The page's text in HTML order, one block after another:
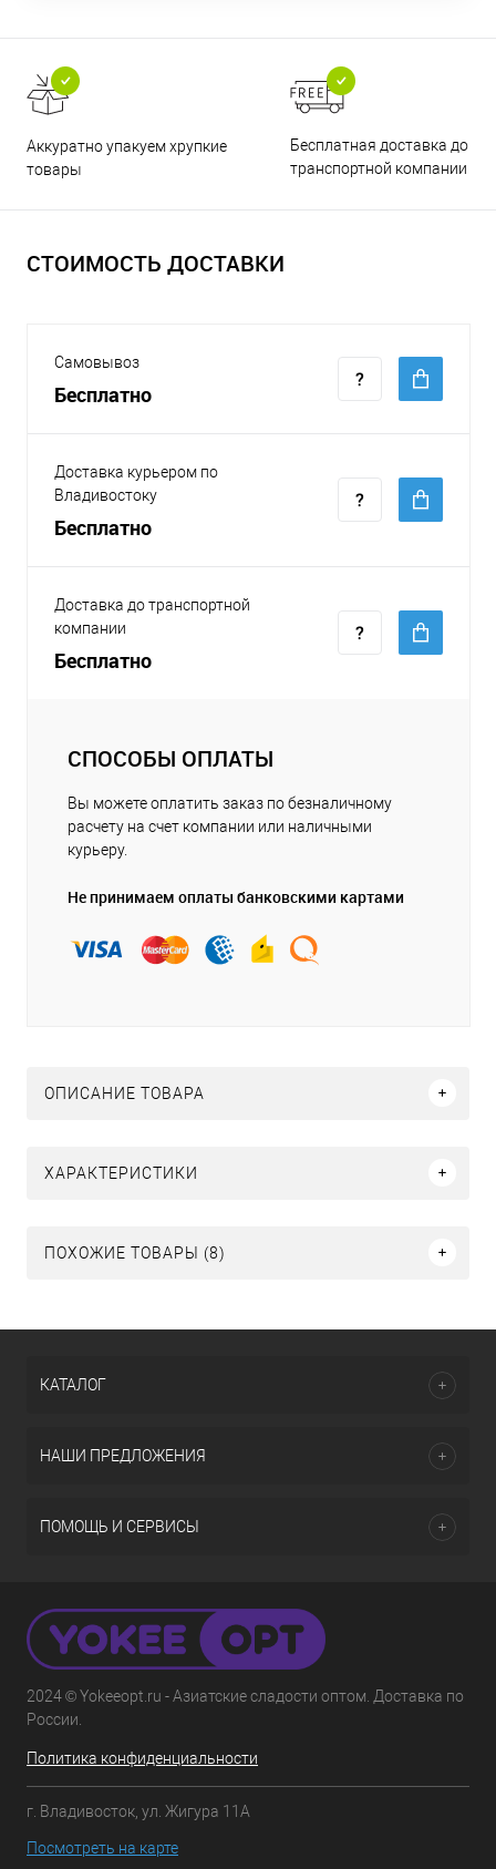
Аккуратно упакуем хрупкие
товары
Бесплатная доставка до
транспортной компании
СТОИМОСТЬ ДОСТАВКИ
Самовывоз
Бесплатно
Доставка курьером по
Владивостоку
Бесплатно
Доставка до транспортной
компании
Бесплатно
СПОСОБЫ ОПЛАТЫ
Вы можете оплатить заказ по безналичному
расчету на счет компании или наличными
курьеру.
Не принимаем оплаты банковскими картами
ОПИСАНИЕ ТОВАРА
ХАРАКТЕРИСТИКИ
ПОХОЖИЕ ТОВАРЫ (8)
КАТАЛОГ
НАШИ ПРЕДЛОЖЕНИЯ
ПОМОЩЬ И СЕРВИСЫ
2024 © Yokeeopt.ru - Азиатские сладости оптом. Доставка по
России.
Политика конфиденциальности
г. Владивосток, ул. Жигура 11А
Посмотреть на карте